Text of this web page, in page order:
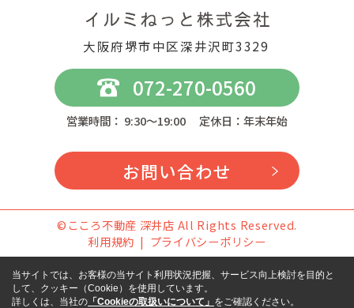
大阪府堺市中区深井沢町3329
072-270-0560
営業時間： 9:30～19:00 定休日：年末年始
お問い合わせ
©こころ不動産 深井店 All Rights Reserved.
利用規約
プライバシーポリシー
当サイトでは、お客様の当サイト利用状況把握、サービス向上検討を目的と
して、クッキー（Cookie）を使用しています。
詳しくは、当社の 「Cookieの取扱いについて」 をご確認ください。